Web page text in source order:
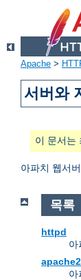
Apache >
서버와
이 문서는
아파치 웹서
목록
httpd
아
아